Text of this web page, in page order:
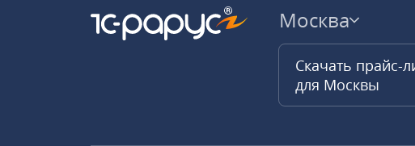
Москва
Скачать прайс-
для Москвы